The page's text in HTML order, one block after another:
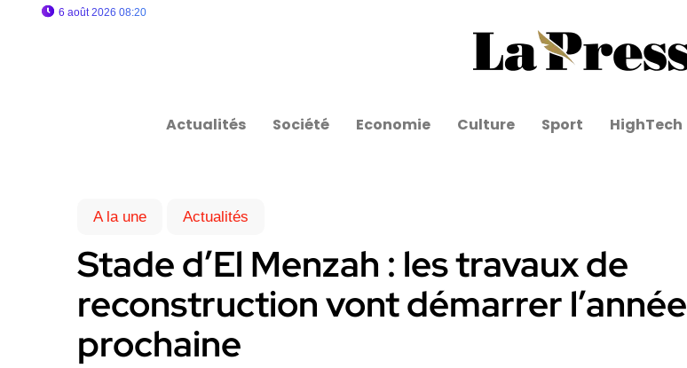
6 août 2026 08:20
Actualités Société Economie Culture Sport HighTech
A la une Actualités
Stade d’El Menzah : les travaux de
reconstruction vont démarrer l’année
prochaine